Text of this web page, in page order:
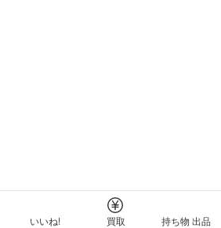
いいね! 買取 持ち物 出品